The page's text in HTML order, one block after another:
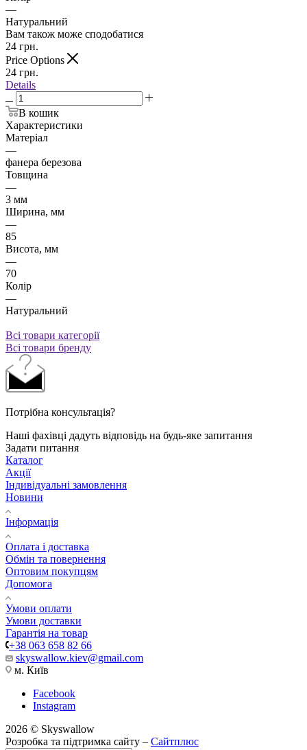
—
Натуральний
Вам також може сподобатися
24 грн.
Price Options
24 грн.
Details
В кошик
Характеристики
Матеріал
—
фанера березова
Товщина
—
3 мм
Ширина, мм
—
85
Висота, мм
—
70
Колір
—
Натуральний
Всі товари категорії
Всі товари бренду
Потрібна консультація?
Наші фахівці дадуть відповідь на будь-яке запитання
Задати питання
Каталог
Акції
Індивідуальні замовлення
Новини
Інформація
Оплата і доставка
Обмін та повернення
Оптовим покупцям
Допомога
Умови оплати
Умови доставки
Гарантія на товар
+38 063 658 82 66
skyswallow.kiev@gmail.com
м. Київ
Facebook
Instagram
2026 © Skyswallow
Розробка та підтримка сайту – Сайтплюс